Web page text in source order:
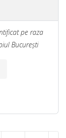
pe raza
Bucureşti